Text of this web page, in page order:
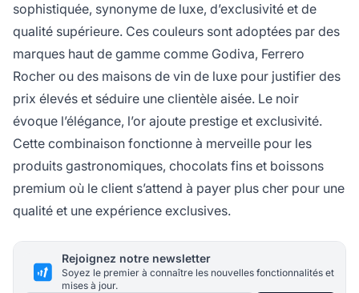
sophistiquée, synonyme de luxe, d’exclusivité et de
qualité supérieure. Ces couleurs sont adoptées par des
marques haut de gamme comme Godiva, Ferrero
Rocher ou des maisons de vin de luxe pour justifier des
prix élevés et séduire une clientèle aisée. Le noir
évoque l’élégance, l’or ajoute prestige et exclusivité.
Cette combinaison fonctionne à merveille pour les
produits gastronomiques, chocolats fins et boissons
premium où le client s’attend à payer plus cher pour une
qualité et une expérience exclusives.
Rejoignez notre newsletter
Soyez le premier à connaître les nouvelles fonctionnalités et
mises à jour.